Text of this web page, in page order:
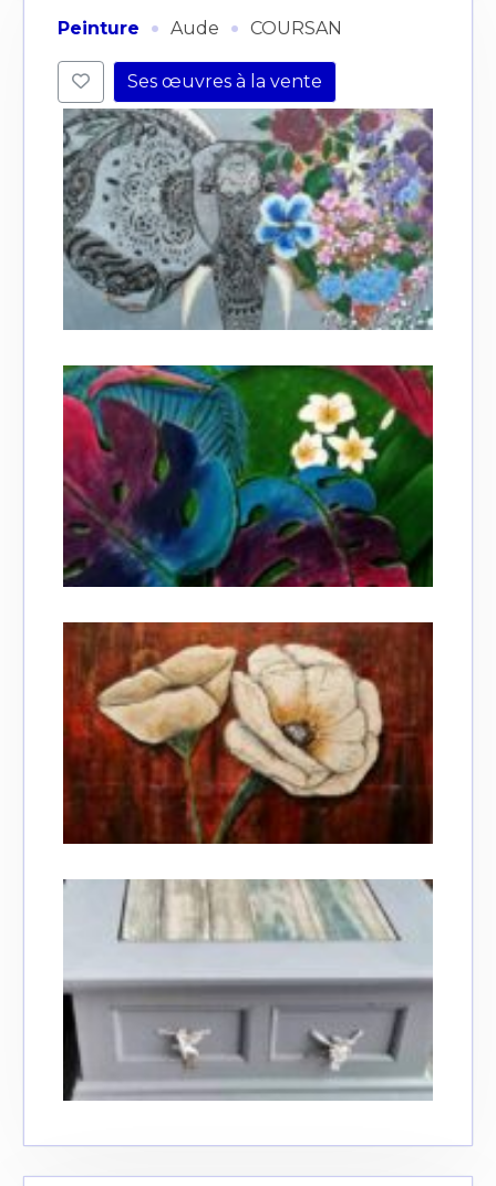
Peinture · Aude · COURSAN
Ses œuvres à la vente